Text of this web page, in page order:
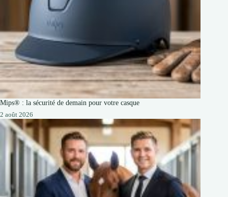
Mips® : la sécurité de demain pour votre casque
2 août 2026